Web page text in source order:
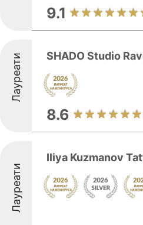
9.1
Лауреати SHADO Studio
8.6
Лауреати
Iliya Kuzmanov